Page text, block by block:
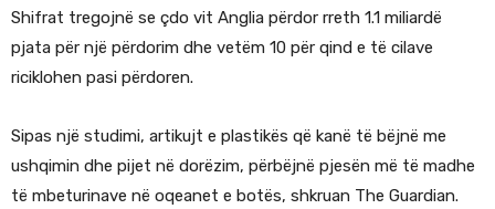
Shifrat tregojnë se çdo vit Anglia përdor rreth 1.1 miliardë
pjata për një përdorim dhe vetëm 10 për qind e të cilave
riciklohen pasi përdoren.
Sipas një studimi, artikujt e plastikës që kanë të bëjnë me
ushqimin dhe pijet në dorëzim, përbëjnë pjesën më të madhe
të mbeturinave në oqeanet e botës, shkruan The Guardian.